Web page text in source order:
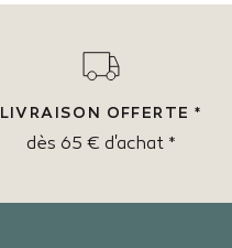
LIVRAISON OFFERTE *
dès 65 € d'achat *